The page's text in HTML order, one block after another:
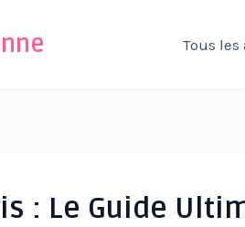
Tous
: Le Guide